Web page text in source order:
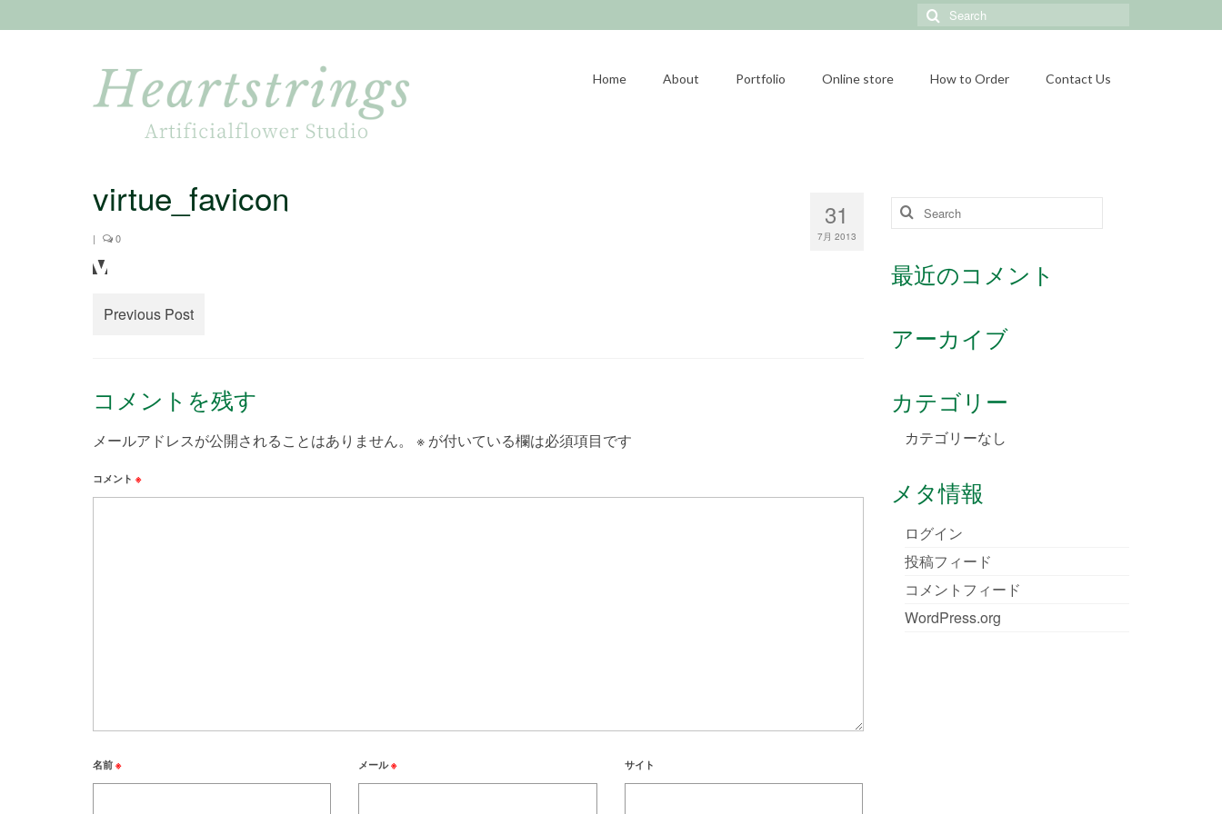
Search
Home About Portfolio Online store How to Order Contact Us
31
7月 2013
virtue_favicon
| 0
Previous Post
コメントを残す
メールアドレスが公開されることはありません。 ※ が付いている欄は必須項目です
コメント ※
名前 ※ メール※ サイト
Search
最近のコメント
アーカイブ
カテゴリー
カテゴリーなし
メタ情報
ログイン
投稿フィード
コメントフィード
WordPress.org